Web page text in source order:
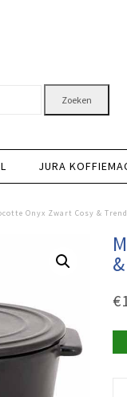
Zoeken
JURA
Onyx Zwart Cosy &
€